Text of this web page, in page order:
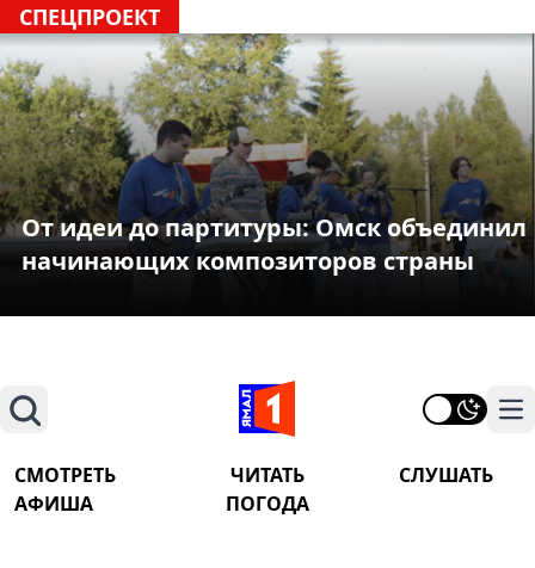
СПЕЦПРОЕКТ
От идеи до партитуры: Омск объединил
начинающих композиторов страны
Поиск
СМОТРЕТЬ ЧИТАТЬ
СЛУШАТЬ
АФИША
ПОГОДА